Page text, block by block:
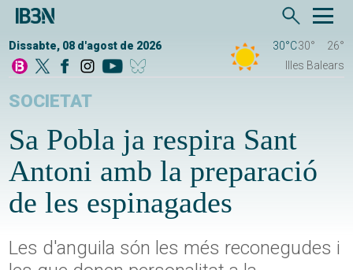
Dissabte, 08 d'agost de 2026 30°C30°
26°
Illes Balears
SOCIETAT
Sa Pobla ja respira Sant
Antoni amb la preparació
de les espinagades
Les d'anguila són les més reconegudes i